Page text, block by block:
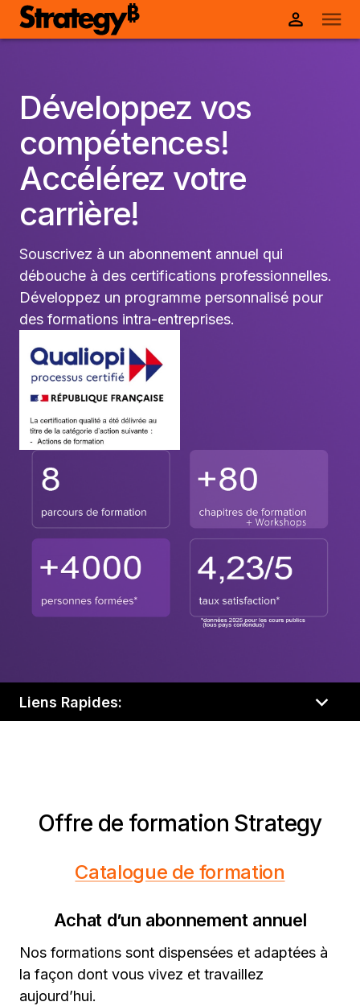
Développez vos
compétences!
Accélérez votre
carrière!
Souscrivez à un abonnement annuel qui
débouche à des certifications professionnelles.
Développez un programme personnalisé pour
des formations intra-entreprises.
Liens Rapides:
Offre de formation Strategy
Catalogue de formation
Achat d’un abonnement annuel
Nos formations sont dispensées et adaptées à
la façon dont vous vivez et travaillez
aujourd’hui.